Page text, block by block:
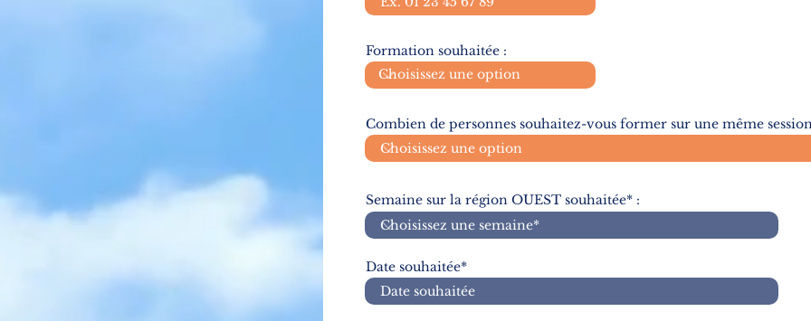
Formation souhaitée :
Combien de personnes souhaitez-vous former sur une même
Semaine sur la région OUEST souhaitée* :
Date souhaitée*